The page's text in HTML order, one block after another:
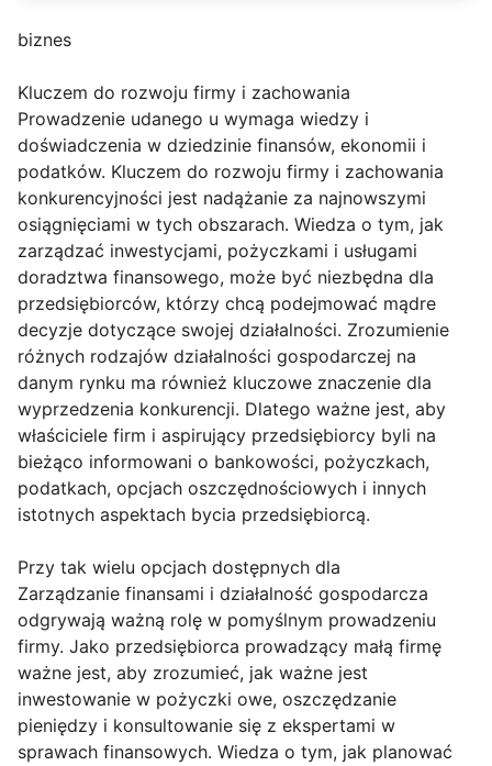
biznes
Kluczem do rozwoju firmy i zachowania
Prowadzenie udanego u wymaga wiedzy i
doświadczenia w dziedzinie finansów, ekonomii i
podatków. Kluczem do rozwoju firmy i zachowania
konkurencyjności jest nadążanie za najnowszymi
osiągnięciami w tych obszarach. Wiedza o tym, jak
zarządzać inwestycjami, pożyczkami i usługami
doradztwa finansowego, może być niezbędna dla
przedsiębiorców, którzy chcą podejmować mądre
decyzje dotyczące swojej działalności. Zrozumienie
różnych rodzajów działalności gospodarczej na
danym rynku ma również kluczowe znaczenie dla
wyprzedzenia konkurencji. Dlatego ważne jest, aby
właściciele firm i aspirujący przedsiębiorcy byli na
bieżąco informowani o bankowości, pożyczkach,
podatkach, opcjach oszczędnościowych i innych
istotnych aspektach bycia przedsiębiorcą.
Przy tak wielu opcjach dostępnych dla
Zarządzanie finansami i działalność gospodarcza
odgrywają ważną rolę w pomyślnym prowadzeniu
firmy. Jako przedsiębiorca prowadzący małą firmę
ważne jest, aby zrozumieć, jak ważne jest
inwestowanie w pożyczki owe, oszczędzanie
pieniędzy i konsultowanie się z ekspertami w
sprawach finansowych. Wiedza o tym, jak planować